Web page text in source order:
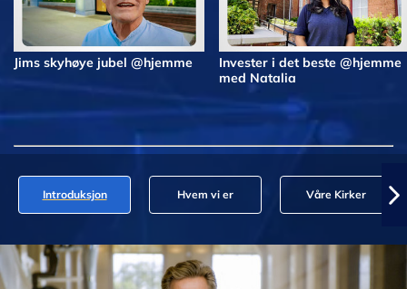
Jims skyhøye jubel @hjemme
Invester i det beste @hjemme
med Natalia
Introduksjon Hvem vi er Våre Kirker